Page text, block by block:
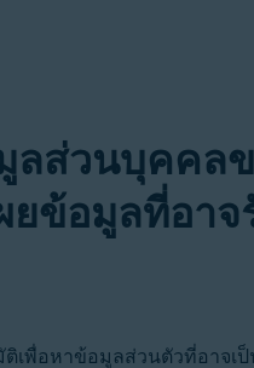
ลส่วนบุคคล
ยข้อมูลที่อาจ
เพื่อหาข้อมูลส่วนตัวที่อาจเ